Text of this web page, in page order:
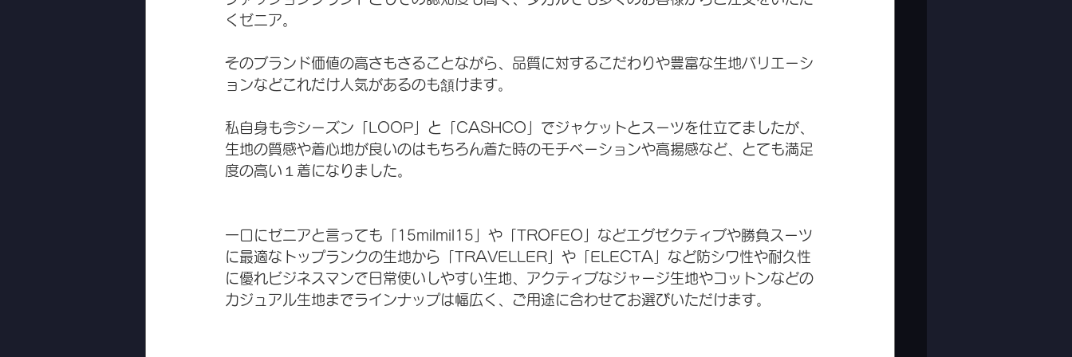
くゼニア。
そのブランド価値の高さもさることながら、品質に対するこだわりや豊富な生地バリエーシ
ョンなどこれだけ人気があるのも頷けます。
私自身も今シーズン「LOOP」と「CASHCO」でジャケットとスーツを仕立てましたが、
生地の質感や着心地が良いのはもちろん着た時のモチベーションや高揚感など、とても満足
度の高い１着になりました。
一口にゼニアと言っても「15milmil15」や「TROFEO」などエグゼクティブや勝負スーツ
に最適なトップランクの生地から「TRAVELLER」や「ELECTA」など防シワ性や耐久性
に優れビジネスマンで日常使いしやすい生地、アクティブなジャージ生地やコットンなどの
カジュアル生地までラインナップは幅広く、ご用途に合わせてお選びいただけます。